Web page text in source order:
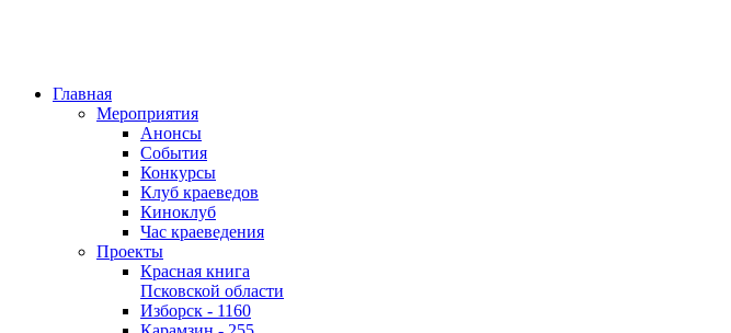
Главная
Мероприятия
Анонсы
События
Конкурсы
Клуб краеведов
Киноклуб
Час краеведения
Проекты
Красная книга
Псковской области
Изборск - 1160